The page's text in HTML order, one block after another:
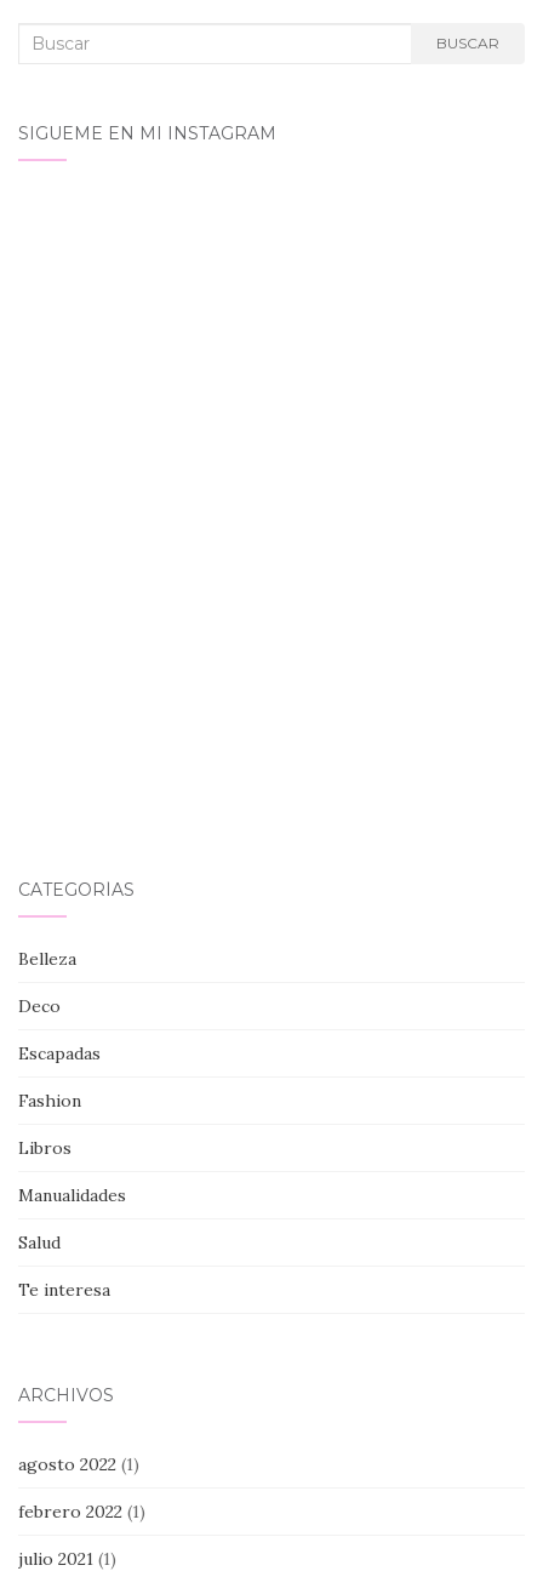
Buscar: BUSCAR
SIGUEME EN MI INSTAGRAM
CATEGORÍAS
Belleza
Deco
Escapadas
Fashion
Libros
Manualidades
Salud
Te interesa
ARCHIVOS
agosto 2022 (1)
febrero 2022 (1)
julio 2021 (1)